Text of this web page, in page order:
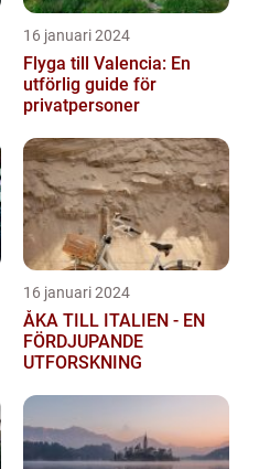
16 januari 2024
Flyga till Valencia: En
utförlig guide för
privatpersoner
16 januari 2024
ÅKA TILL ITALIEN - EN
FÖRDJUPANDE
UTFORSKNING